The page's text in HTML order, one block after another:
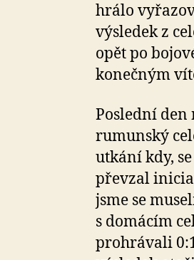
hrálo
výsledek z
opět po
konečným
Poslední den
rumunský
utkání kdy,
převzal
jsme se
s domácím
prohrávali